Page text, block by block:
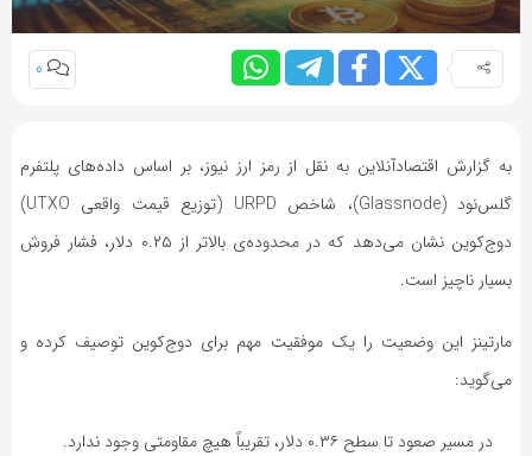
0
به گزارش اقتصادآنلاین به نقل از رمز ارز نیوز، بر اساس داده‌های پلتفرم
گلس‌نود (Glassnode)، شاخص URPD (توزیع قیمت واقعی UTXO)
دوج‌کوین نشان می‌دهد که در محدوده‌ی بالاتر از ۰.۲۵ دلار، فشار فروش
بسیار ناچیز است.
مارتینز این وضعیت را یک موفقیت مهم برای دوج‌کوین توصیف کرده و
می‌گوید:
در مسیر صعود تا سطح ۰.۳۶ دلار، تقریباً هیچ مقاومتی وجود ندارد.